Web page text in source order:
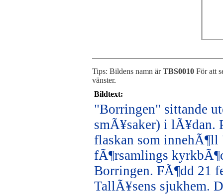
Tips: Bildens namn ärTBS0010 För att
vänster.
Bildtext:
"Borringen" sittande
smÃ¥saker) i lÃ¥dan.
flaskan som
fÃ¶rsamlings
Borringen. FÃ¶dd 21
TallÃ¥sens sjukhem.